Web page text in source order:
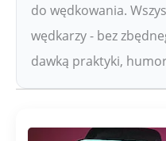
do wędkowania.
wędkarzy - bez
dawką praktyki,